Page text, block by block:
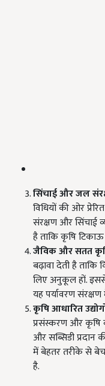
सिंचाई और जल
विधियों की ओर
संरक्षण और सिंचाई
है ताकि कृषि
जैविक और सतत
बढ़ावा देती है ताकि
लिए अनुकूल हों.
यह पर्यावरण
कृषि आधारित
प्रसंस्करण और कृषि
और सब्सिडी प्रदान
में बेहतर तरीके से
है.